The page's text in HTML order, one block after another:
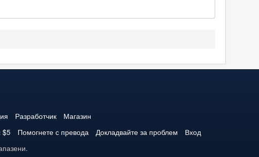
Разработчик
Магазин
$5 Помогнете с превода Докладвайте за проблем
Вход